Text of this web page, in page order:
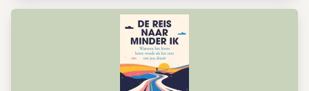
professionals om de drempel naar betekenisvolle
gesprekken te verlagen. Hij toont aan dat deze
gesprekken veel eenvoudiger en leuker zijn dan verwacht.
De sleutel ligt niet in moeilijke vragen, maar in alledaagse,
ogenschijnlijk ‘onzinnige’ onderwerpen die juist een
diepere verbinding kunnen creëren.